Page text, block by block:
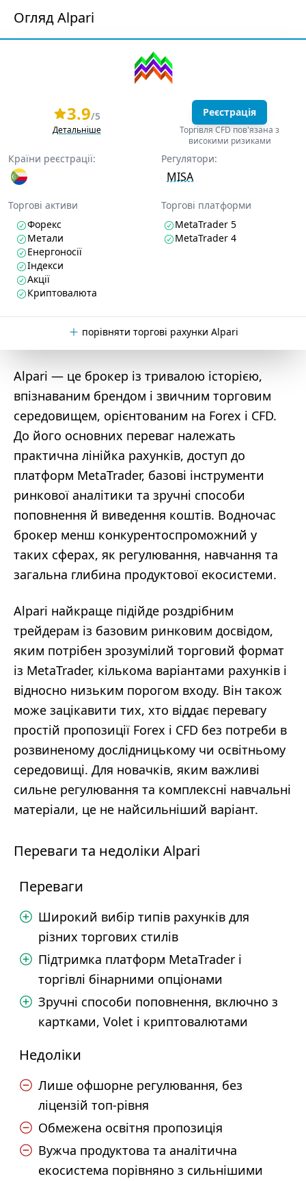
Огляд Alpari
3.9/5
Детальніше
Реєстрація
Торгівля CFD пов'язана з
високими ризиками
Країни реєстрації: Регулятори:
MISA
Торгові активи
Форекс
Метали
Енергоносії
Індекси
Акції
Криптовалюта
Торгові платформи
MetaTrader 5
MetaTrader 4
порівняти торгові рахунки Alpari
Alpari — це брокер із тривалою історією,
впізнаваним брендом і звичним торговим
середовищем, орієнтованим на Forex і CFD.
До його основних переваг належать
практична лінійка рахунків, доступ до
платформ MetaTrader, базові інструменти
ринкової аналітики та зручні способи
поповнення й виведення коштів. Водночас
брокер менш конкурентоспроможний у
таких сферах, як регулювання, навчання та
загальна глибина продуктової екосистеми.
Alpari найкраще підійде роздрібним
трейдерам із базовим ринковим досвідом,
яким потрібен зрозумілий торговий формат
із MetaTrader, кількома варіантами рахунків і
відносно низьким порогом входу. Він також
може зацікавити тих, хто віддає перевагу
простій пропозиції Forex і CFD без потреби в
розвиненому дослідницькому чи освітньому
середовищі. Для новачків, яким важливі
сильне регулювання та комплексні навчальні
матеріали, це не найсильніший варіант.
Переваги та недоліки Alpari
Переваги
Широкий вибір типів рахунків для
різних торгових стилів
Підтримка платформ MetaTrader і
торгівлі бінарними опціонами
Зручні способи поповнення, включно з
картками, Volet і криптовалютами
Недоліки
Лише офшорне регулювання, без
ліцензій топ-рівня
Обмежена освітня пропозиція
Вужча продуктова та аналітична
екосистема порівняно з сильнішими